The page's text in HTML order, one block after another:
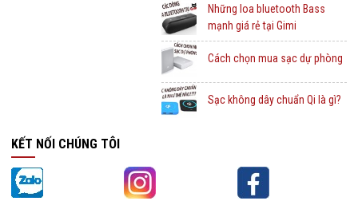
Những loa bluetooth Bass
mạnh giá rẻ tại Gimi
Cách chọn mua sạc dự phòng
Sạc không dây chuẩn Qi là gì?
KẾT NỐI CHÚNG TÔI